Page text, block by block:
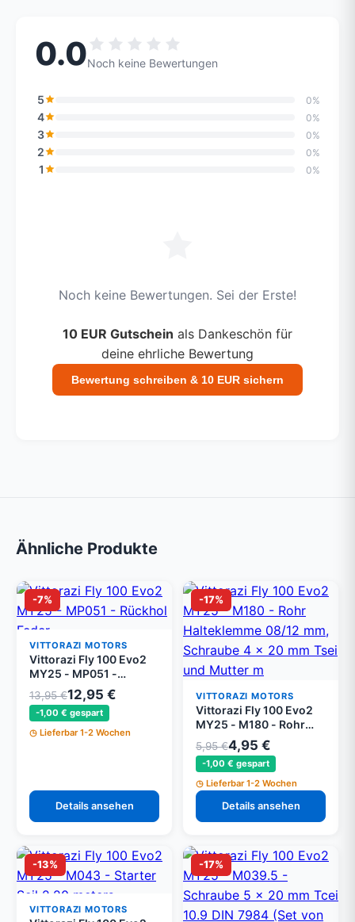
0.0Noch keine Bewertungen
5 0%
4 0%
3 0%
2 0%
1 0%
Noch keine Bewertungen. Sei der Erste!
10 EUR Gutschein als Dankeschön für
deine ehrliche Bewertung
Bewertung schreiben & 10 EUR sichern
Ähnliche Produkte
-7%
VITTORAZI MOTORS
Vittorazi Fly 100 Evo2
MY25 - MP051 -
Rückhol Feder
13,95 €12,95 €
-1,00 € gespart
Lieferbar 1-2 Wochen
Details ansehen
-17%
VITTORAZI MOTORS
Vittorazi Fly 100 Evo2
MY25 - M180 - Rohr
Halteklemme 08/12 mm,
Schraube 4 x 20 mm
Tsei und Mutter mit
Flansch M4
5,95 €4,95 €
-1,00 € gespart
Lieferbar 1-2 Wochen
Details ansehen
-13%
VITTORAZI MOTORS
-17%